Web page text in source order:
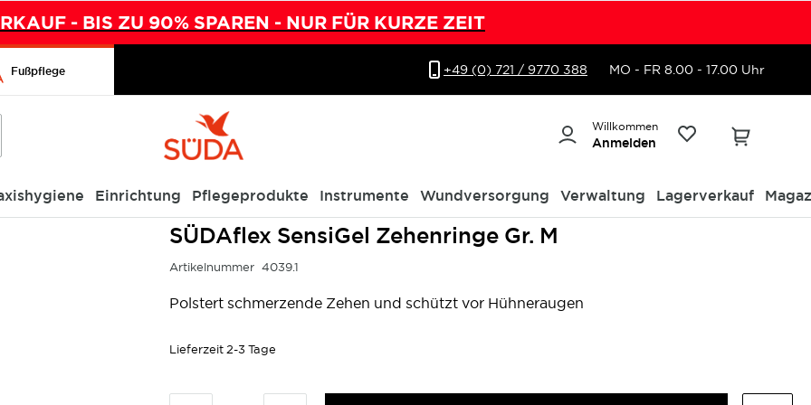
- BIS ZU 90% SPAREN - NUR FÜR KURZE ZEIT
Fußpflege +49 (0) 721 / 9770 388 MO - FR 8.00 - 17.00 Uhr
Willkommen
Anmelden
Einrichtung Pflegeprodukte Instrumente Wundversorgung Verwaltung Lagerverkauf
SÜDAflex SensiGel Zehenringe Gr. M
Artikelnummer 4039.1
Polstert schmerzende Zehen und schützt vor Hühneraugen
Lieferzeit 2-3 Tage